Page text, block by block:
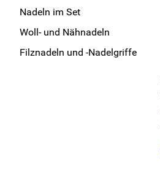
Nadeln im Set
Woll- und Nähnadeln
Filznadeln und -Nadelgriffe